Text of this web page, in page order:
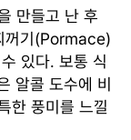
만들고 난 후
꺼기(Pormace)
있다. 보통 식
알콜 도수에 비
한 풍미를 느낄